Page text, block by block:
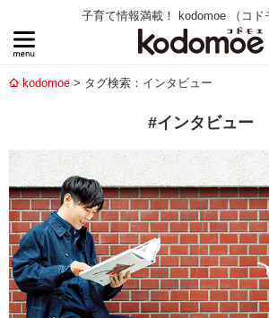
子育て情報満載！ kodomoe （コド
kodomoe タグ検索：インタビュー
#インタビュー